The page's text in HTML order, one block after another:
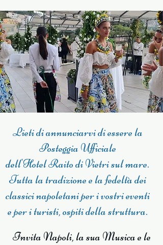
Lieti di annunciarvi di essere la
Posteggia Ufficiale
dell'Hotel Raito di Vietri sul mare.
Tutta la tradizione e la fedeltà dei
classici napoletani per i vostri eventi
e per i turisti, ospiti della struttura.
Invita Napoli, la sua Musica e le